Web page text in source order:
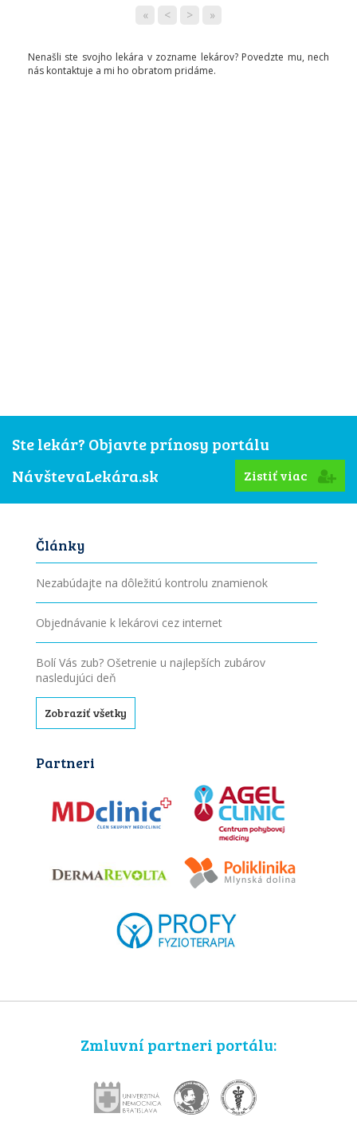
« < > »
Nenašli ste svojho lekára v zozname lekárov? Povedzte mu, nech
nás kontaktuje a mi ho obratom pridáme.
Ste lekár? Objavte prínosy portálu
NávštevaLekára.sk
Zistiť viac
Články
Nezabúdajte na dôležitú kontrolu znamienok
Objednávanie k lekárovi cez internet
Bolí Vás zub? Ošetrenie u najlepších zubárov
nasledujúci deň
Zobraziť všetky
Partneri
Zmluvní partneri portálu: